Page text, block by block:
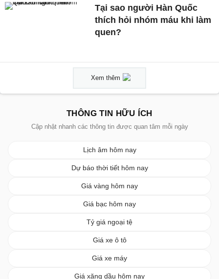
Tại sao người Hàn Quốc
thích hỏi nhóm máu khi làm
quen?
Xem thêm
THÔNG TIN HỮU ÍCH
Cập nhật nhanh các thông tin được quan tâm mỗi ngày
Lịch âm hôm nay
Dự báo thời tiết hôm nay
Giá vàng hôm nay
Giá bạc hôm nay
Tỷ giá ngoại tệ
Giá xe ô tô
Giá xe máy
Giá xăng dầu hôm nay